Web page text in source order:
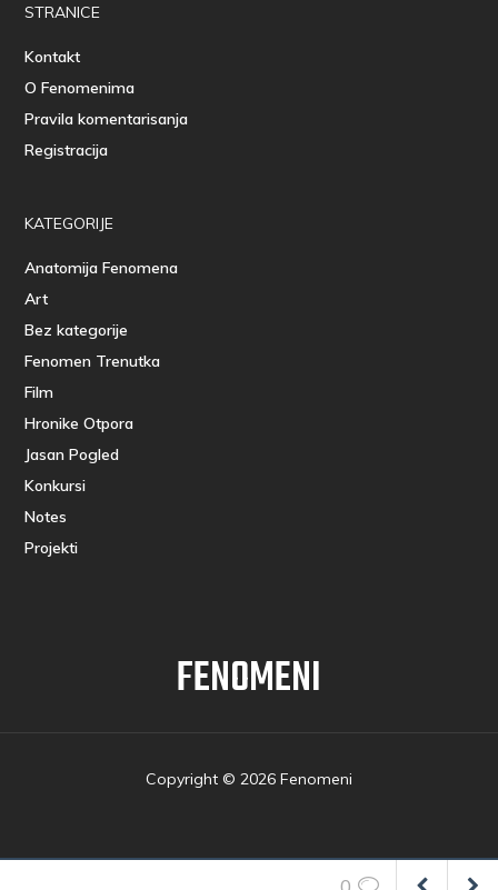
STRANICE
Kontakt
O Fenomenima
Pravila komentarisanja
Registracija
KATEGORIJE
Anatomija Fenomena
Art
Bez kategorije
Fenomen Trenutka
Film
Hronike Otpora
Jasan Pogled
Konkursi
Notes
Projekti
FENOMENI
Copyright © 2026 Fenomeni